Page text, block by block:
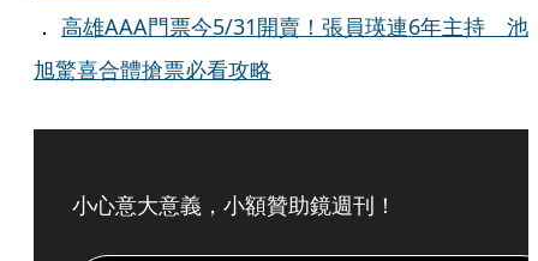
． 高雄AAA門票今5/31開賣！張員瑛連6年主持 池
旭驚喜合體搶票必看攻略
小心意大意義，小額贊助鏡週刊！